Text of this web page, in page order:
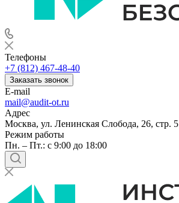
Телефоны
+7 (812) 467-48-40
Заказать звонок
E-mail
mail@audit-ot.ru
Адрес
Москва, ул. Ленинская Слобода, 26, стр. 5
Режим работы
Пн. – Пт.: с 9:00 до 18:00